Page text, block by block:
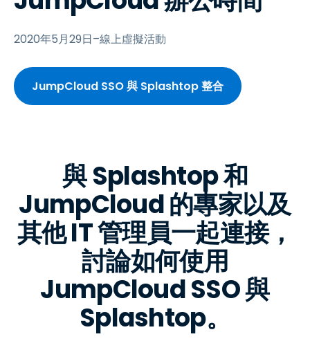
2020年5月29日–線上虛擬活動
JumpCloud SSO 與 Splashtop 整合
與 Splashtop 和
JumpCloud 的專家以及
其他 IT 管理員一起連接，
討論如何使用
JumpCloud SSO 與
Splashtop。